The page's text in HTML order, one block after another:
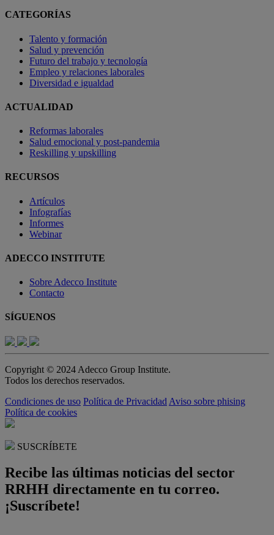
CATEGORÍAS
Talento y formación
Salud y prevención
Futuro del trabajo y tecnología
Empleo y relaciones laborales
Diversidad e igualdad
ACTUALIDAD
Reformas laborales
Salud emocional y post-pandemia
Reskilling y upskilling
RECURSOS
Artículos
Infografías
Informes
Webinar
ADECCO INSTITUTE
Sobre Adecco Institute
Contacto
SÍGUENOS
Copyright © 2024 Adecco Group Institute.
Todos los derechos reservados.
Condiciones de uso Política de Privacidad Aviso sobre phising
Política de cookies
SUSCRÍBETE
Recibe las últimas noticias del sector
RRHH directamente en tu correo.
¡Suscríbete!